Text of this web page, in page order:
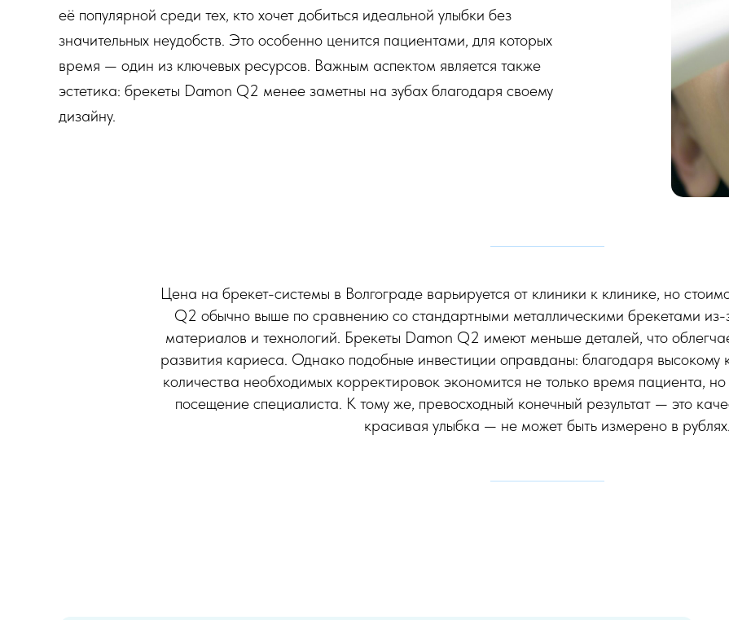
её популярной среди тех, кто хочет добиться идеальной улыбки без
значительных неудобств. Это особенно ценится пациентами, для которых
время — один из ключевых ресурсов. Важным аспектом является также
эстетика: брекеты Damon Q2 менее заметны на зубах благодаря своему
дизайну.
Цена на брекет-системы в Волгограде варьируется от клиники к клинике, но
Q2 обычно выше по сравнению со стандартными металлическими брекетами из-
материалов и технологий. Брекеты Damon Q2 имеют меньше деталей, что
развития кариеса. Однако подобные инвестиции оправданы: благодаря
количества необходимых корректировок экономится не только время пациента,
посещение специалиста. К тому же, превосходный конечный результат — это
красивая улыбка — не может быть измерено в рублях.